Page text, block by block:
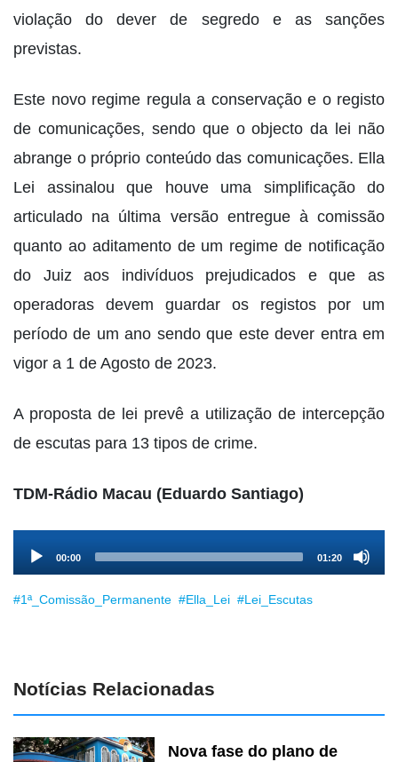
violação do dever de segredo e as sanções
previstas.
Este novo regime regula a conservação e o registo
de comunicações, sendo que o objecto da lei não
abrange o próprio conteúdo das comunicações. Ella
Lei assinalou que houve uma simplificação do
articulado na última versão entregue à comissão
quanto ao aditamento de um regime de notificação
do Juiz aos indivíduos prejudicados e que as
operadoras devem guardar os registos por um
período de um ano sendo que este dever entra em
vigor a 1 de Agosto de 2023.
A proposta de lei prevê a utilização de intercepção
de escutas para 13 tipos de crime.
TDM-Rádio Macau (Eduardo Santiago)
Player
00:00 01:20
#1ª_Comissão_Permanente #Ella_Lei #Lei_Escutas
Notícias Relacionadas
Nova fase do plano de